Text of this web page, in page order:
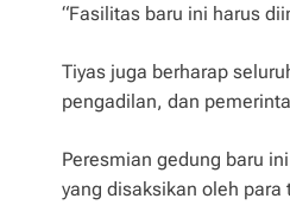
“Fasilitas baru ini harus
Tiyas juga berharap
pengadilan, dan
Peresmian gedung baru
yang disaksikan oleh